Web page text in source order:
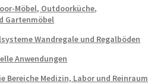
Möbel, Outdoorküche,
Gartenmöbel
Wandregale und Regalböden
Anwendungen
Bereiche Medizin, Labor und Reinraum